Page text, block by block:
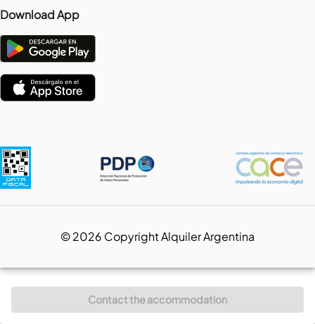
Contact the accommodation
Download App
©2026 Copyright Alquiler Argentina